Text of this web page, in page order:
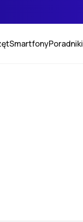
SmartfonyPoradniki